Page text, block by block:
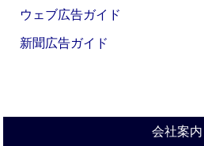
ウェブ広告ガイド
新聞広告ガイド
会社案内